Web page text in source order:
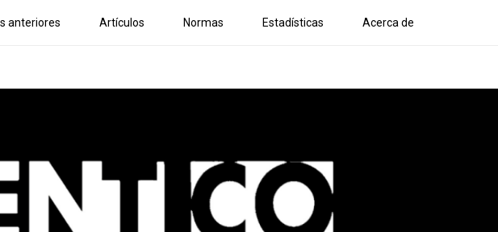
anteriores Artículos Normas Estadísticas Acerca de